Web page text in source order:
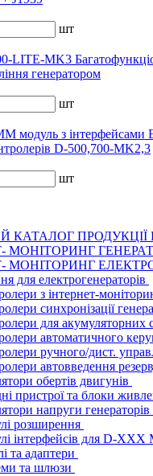
шт
LITE-MK3
генератором
шт
модуль з інтерфейсами
D-500,700-MK2,3
шт
КАТАЛОГ ПРОДУКЦІЇ
МОНІТОРИНГ
МОНІТОРИНГ
для електрогенераторів
з інтернет-
синхронізації
для акумуляторних
автоматичного
ручного/дист.
автовведення
обертів двигунів
пристрої та блоки
напруги генераторів
розширення
інтерфейсів для D-XXX
та адаптери
та шлюзи